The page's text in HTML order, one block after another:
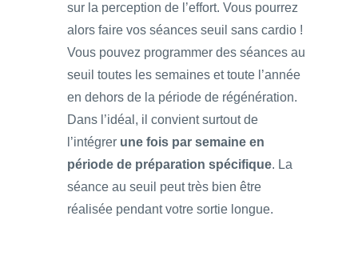
sur la perception de l’effort. Vous pourrez
alors faire vos séances seuil sans cardio !
Vous pouvez programmer des séances au
seuil toutes les semaines et toute l’année
en dehors de la période de régénération.
Dans l’idéal, il convient surtout de
l’intégrer une fois par semaine en
période de préparation spécifique. La
séance au seuil peut très bien être
réalisée pendant votre sortie longue.